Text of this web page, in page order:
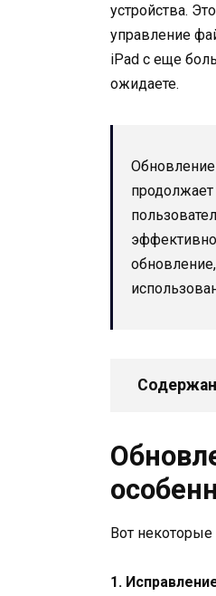
устройства.
управление
iPad с еще
ожидаете.
Обновление
Вот некоторые
1.